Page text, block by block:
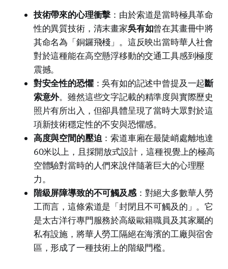
技術帶來的心理衝擊 ：由於索道是當時極具革命
性的異質技術，清末畫家吳有如曾在其畫冊中將
其命名為「銅鑼飛棧」。這反映出當時華人社會
對於這種能在高空懸浮移動的交通工具感到極度
震撼。
對安全性的恐懼：吳有如的記述中曾提及一起斷
索意外。雖然這些文字記載的精準度與實際歷史
照片有所出入，但卻具體呈現了當時大眾對於這
項新技術穩定性的不安與恐懼感。
高度與空間的壓迫：索道車廂在最陡峭處離地達
60米以上，且採開放式設計，這種視覺上的極高
空體驗對當時的人們來說伴隨著巨大的心理壓
力。
階級屏障導致的不可觸及感：對絕大多數華人勞
工而言，這條索道是「封閉且不可觸及的」。它
是太古洋行專門服務於高級歐籍職員及其家屬的
私有設施，將華人勞工隔絕在海濱的工廠與宿舍
區，形成了一種技術上的階級門檻。